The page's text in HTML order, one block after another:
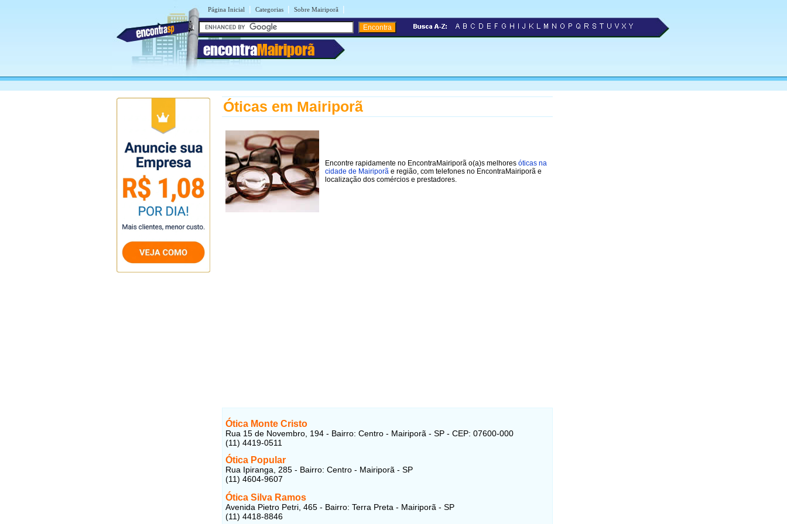
Página Inicial | Categorias | Sobre Mairiporã |
encontraMairiporã
Óticas em Mairiporã
Encontre rapidamente no EncontraMairiporã o(a)s melhores óticas na
cidade de Mairiporã e região, com telefones no EncontraMairiporã e
localização dos comércios e prestadores.
Ótica Monte Cristo
Rua 15 de Novembro, 194 - Bairro: Centro - Mairiporã - SP - CEP: 07600-000
(11) 4419-0511
Ótica Popular
Rua Ipiranga, 285 - Bairro: Centro - Mairiporã - SP
(11) 4604-9607
Ótica Silva Ramos
Avenida Pietro Petri, 465 - Bairro: Terra Preta - Mairiporã - SP
(11) 4418-8846